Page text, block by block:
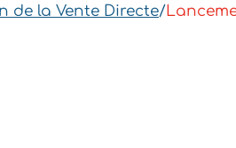
de la Vente Directe/